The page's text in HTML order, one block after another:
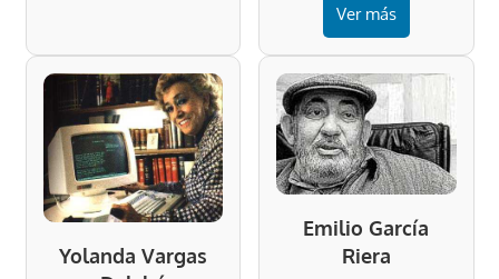
Ver más
Yolanda Vargas
Emilio García
Riera